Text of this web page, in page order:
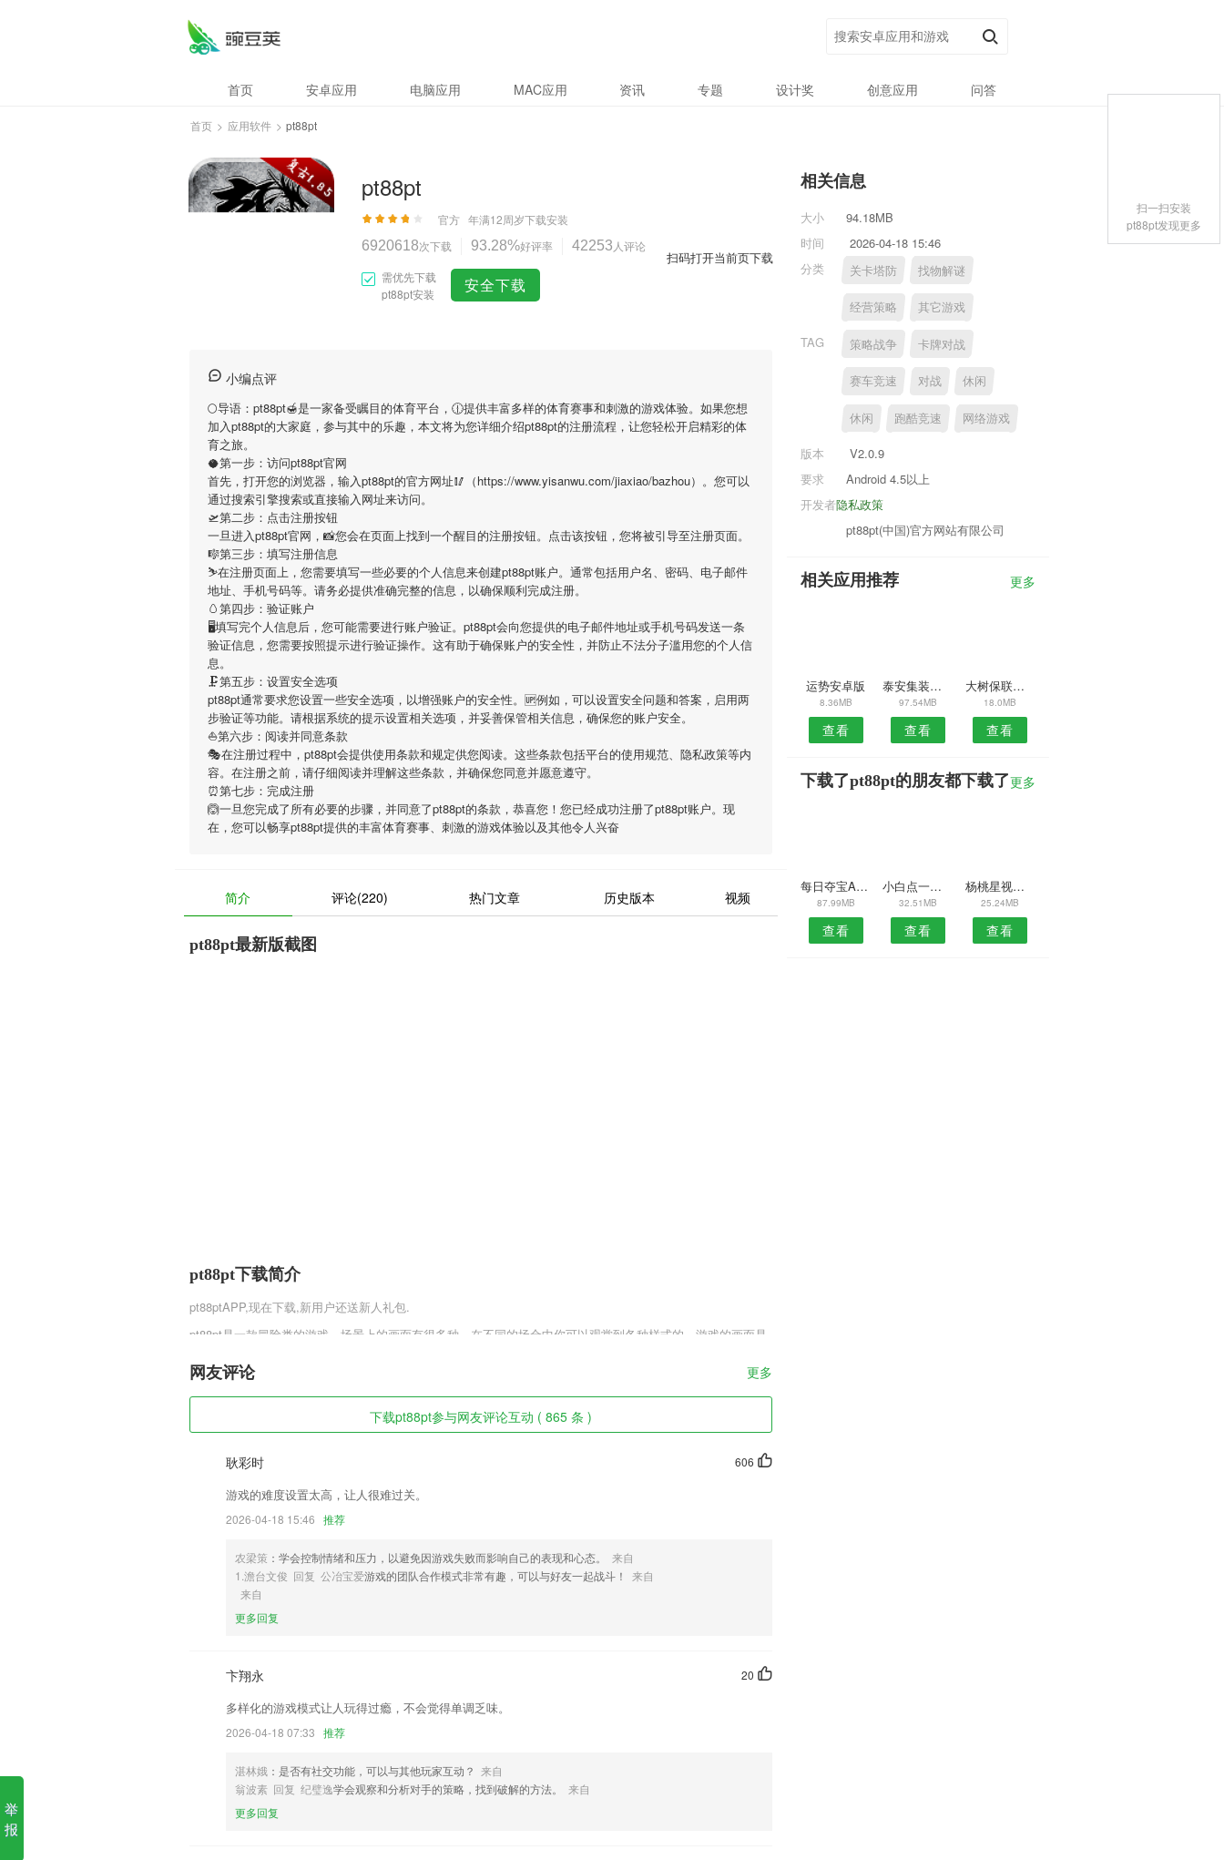
首页 安卓应用 电脑应用 MAC应用 资讯 专题 设计奖 创意应用 问答
首页 > 应用软件 > pt88pt
pt88pt
官方 年满12周岁下载安装
6920618次下载 93.28%好评率 42253 人评论
需优先下载
pt88pt安装
安全下载
扫码打开当前页下载
小编点评
🌕导语： pt88pt🍯是一家备受瞩目的体育平台，🕧提供丰富多样的体育赛事和刺激的游戏体验。如果您想
加入pt88pt的大家庭，参与其中的乐趣，本文将为您详细介绍pt88pt的注册流程，让您轻松开启精彩的体
育之旅。
🥥第一步：访问pt88pt官网
首先，打开您的浏览器，输入pt88pt的官方网址🥢（https://www.yisanwu.com/jiaxiao/bazhou）。您可以
通过搜索引擎搜索或直接输入网址来访问。
🛫第二步：点击注册按钮
一旦进入pt88pt官网，📸您会在页面上找到一个醒目的注册按钮。点击该按钮，您将被引导至注册页面。
🎼第三步：填写注册信息
⛷在注册页面上，您需要填写一些必要的个人信息来创建pt88pt账户。通常包括用户名、密码、电子邮件
地址、手机号码等。请务必提供准确完整的信息，以确保顺利完成注册。
🥚第四步：验证账户
🖥填写完个人信息后，您可能需要进行账户验证。 pt88pt会向您提供的电子邮件地址或手机号码发送一条
验证信息，您需要按照提示进行验证操作。这有助于确保账户的安全性，并防止不法分子滥用您的个人信
息。
🗜第五步：设置安全选项
pt88pt通常要求您设置一些安全选项，以增强账户的安全性。🆙例如，可以设置安全问题和答案，启用两
步验证等功能。请根据系统的提示设置相关选项，并妥善保管相关信息，确保您的账户安全。
⛵️第六步：阅读并同意条款
🎭在注册过程中， pt88pt会提供使用条款和规定供您阅读。这些条款包括平台的使用规范、隐私政策等内
容。在注册之前，请仔细阅读并理解这些条款，并确保您同意并愿意遵守。
⏰第七步：完成注册
🙆一旦您完成了所有必要的步骤，并同意了pt88pt的条款，恭喜您！您已经成功注册了pt88pt账户。现
在，您可以畅享pt88pt提供的丰富体育赛事、刺激的游戏体验以及其他令人兴奋
简介 评论(220) 热门文章 历史版本 视频
pt88pt最新版截图
pt88pt下载简介
pt88ptAPP,现在下载,新用户还送新人礼包.
pt88pt是一款冒险类的游戏。场景上的画面有很多种，在不同的场合中你可以观赏到各种样式的。游戏的画面是
定不能直接跳过。玩家在这里的背景有些悲惨的，因为是一个孤儿。
pt88pt软件特色
1,多种训练模式
2,每天都会为你提供不同的运势内容，你能够在线了解自己的当天运势。
3,批量下载任意公众号所有历史文章（包括图片）
4,连政商名流都在用的英语句型
6,船舶详细信息查看，船舶类型、吃水、航速、吨位等
pt88pt软件优势
1.每个成语详情包含成语的发音、含义、出处、例子等内容。
3.解密残局奥秘，围棋练习宝典，少儿学围棋的好帮手，从零开始学围棋。
4.一键搜出全本答案，保证内容清晰完整
5.·职业认证，人力资源管理师、劳动关系协调师、经济师等证书，助力掌握考点，高效备考！
6.有优质的绘本阅读资源能够帮助孩子们了解更多有趣故事
pt88pt更新了什么?
优化算法引擎,扫描速度更快
网友评论 更多
下载pt88pt参与网友评论互动 ( 865 条 )
606
耿彩时
游戏的难度设置太高，让人很难过关。
2026-04-18 15:46 推荐
农梁策 ：学会控制情绪和压力，以避免因游戏失败而影响自己的表现和心态。
来自
1.澹台文俊 回复 公冶宝爱游戏的团队合作模式非常有趣，可以与好友一起战斗！
来自
来自
更多回复
20
卞翔永
多样化的游戏模式让人玩得过瘾，不会觉得单调乏味。
2026-04-18 07:33 推荐
湛林娥 ：是否有社交功能，可以与其他玩家互动？ 来自
翁波素 回复 纪璧逸学会观察和分析对手的策略，找到破解的方法。
来自
更多回复
相关信息
大小
94.18MB
时间
2026-04-18 15:46
分类
关卡塔防 找物解谜
经营策略 其它游戏
TAG 策略战争 卡牌对战
赛车竞速 对战 休闲
休闲 跑酷竞速 网络游戏
版本
V2.0.9
要求
Android 4.5以上
隐私政策
开发者
pt88pt(中国)官方网站有限公司
相关应用推荐 更多
运势安卓版
8.36MB
查看
泰安集装箱网
97.54MB
查看
大树保联盟安卓版
18.0MB
查看
下载了pt88pt的朋友都下载了 更多
每日夺宝APP
87.99MB
查看
小白点一键锁屏APP
32.51MB
查看
杨桃星视频安卓版
25.24MB
查看
扫一扫安装
pt88pt发现更多
举
报